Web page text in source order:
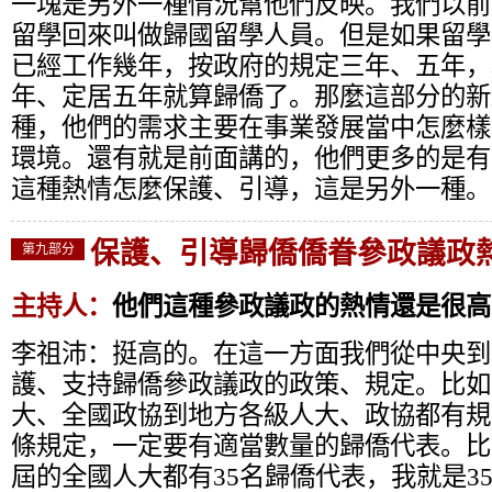
留學回來叫做歸國留學人員。但是如果留
已經工作幾年，按政府的規定三年、五年
年、定居五年就算歸僑了。那麼這部分的
種，他們的需求主要在事業發展當中怎麼
環境。還有就是前面講的，他們更多的是
這種熱情怎麼保護、引導，這是另外一種。
第九部分 保護、引導歸僑僑眷參政議政
主持人： 他們這種參政議政的熱情還是很
李祖沛： 挺高的。在這一方面我們從中央
護、支持歸僑參政議政的政策、規定。比
大、全國政協到地方各級人大、政協都有
條規定，一定要有適當數量的歸僑代表。
屆的全國人大都有35名歸僑代表，我就是